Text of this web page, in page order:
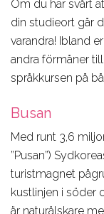
Om du har svårt
din studieort går
varandra! Ibland
andra förmåner
språkkursen på
Busan
Med runt 3,6
”Pusan”)
turistmagnet
kustlinjen i söder
är naturälskare